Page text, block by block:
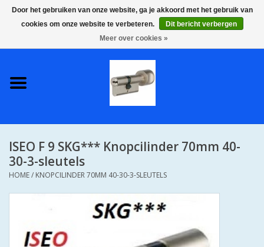
0 Artikelen - €0,00
S2 COMPLETE VEILIGE
SKG**
IEDERE GEWENSTE MAAT MET
GEWONE GENUMMERDE
ISEO F 9 SKG*** Knopcilinder 70mm 40-
30-3-sleutels
HOME/ KNOPCILINDER 70MM 40-30-3-SLEUTELS
Door het gebruiken van onze website, ga je akkoord met het gebruik van
cookies om onze website te verbeteren.
Dit bericht verbergen
Meer over cookies »